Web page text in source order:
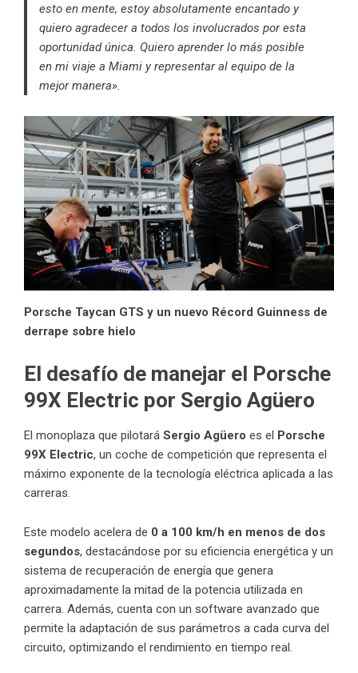
esto en mente, estoy absolutamente encantado y
quiero agradecer a todos los involucrados por esta
oportunidad única. Quiero aprender lo más posible
en mi viaje a Miami y representar al equipo de la
mejor manera».
Porsche Taycan GTS y un nuevo Récord Guinness de
derrape sobre hielo
El desafío de manejar el Porsche
99X Electric por Sergio Agüero
El monoplaza que pilotará Sergio Agüero es el Porsche
99X Electric, un coche de competición que representa el
máximo exponente de la tecnología eléctrica aplicada a las
carreras.
Este modelo acelera de 0 a 100 km/h en menos de dos
segundos, destacándose por su eficiencia energética y un
sistema de recuperación de energía que genera
aproximadamente la mitad de la potencia utilizada en
carrera. Además, cuenta con un software avanzado que
permite la adaptación de sus parámetros a cada curva del
circuito, optimizando el rendimiento en tiempo real.